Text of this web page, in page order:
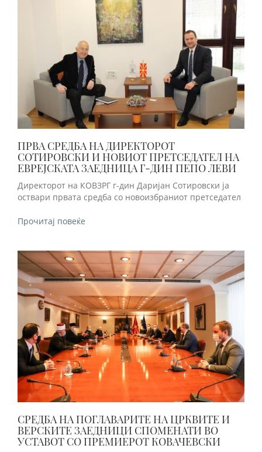
ПРВА СРЕДБА НА ДИРЕКТОРОТ
СОТИРОВСКИ И НОВИОТ ПРЕТСЕДАТЕЛ НА
ЕВРЕЈСКАТА ЗАЕДНИЦА Г-ДИН ПЕПО ЛЕВИ
Директорот на КОВЗРГ г-дин Даријан Сотировски ја
оствари првата средба со новоизбраниот претседател
Прочитај повеќе
СРЕДБА НА ПОГЛАВАРИТЕ НА ЦРКВИТЕ И
ВЕРСКИТЕ ЗАЕДНИЦИ СПОМЕНАТИ ВО
УСТАВОТ СО ПРЕМИЕРОТ КОВАЧЕВСКИ